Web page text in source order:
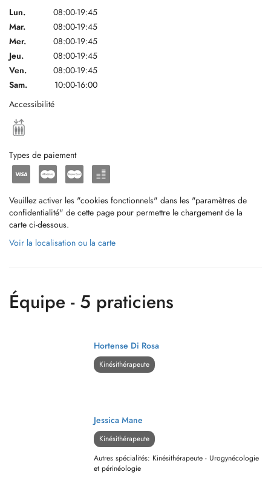
Lun.
08:00-19:45
Mar.
08:00-19:45
Mer.
08:00-19:45
Jeu.
08:00-19:45
Ven.
08:00-19:45
Sam.
10:00-16:00
Accessibilité
Types de paiement
Veuillez activer les "cookies fonctionnels" dans les "paramètres de
confidentialité" de cette page pour permettre le chargement de la
carte ci-dessous.
Voir la localisation ou la carte
Équipe - 5 praticiens
Hortense Di Rosa
Kinésithérapeute
Jessica Mane
Kinésithérapeute
Autres spécialités: Kinésithérapeute - Urogynécologie
et périnéologie